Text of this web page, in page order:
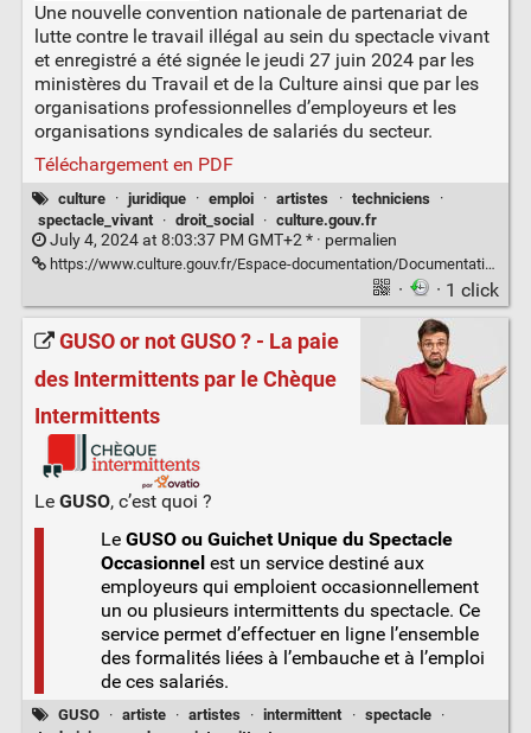
Une nouvelle convention nationale de partenariat de
lutte contre le travail illégal au sein du spectacle vivant
et enregistré a été signée le jeudi 27 juin 2024 par les
ministères du Travail et de la Culture ainsi que par les
organisations professionnelles d’employeurs et les
organisations syndicales de salariés du secteur.
Téléchargement en PDF
culture · juridique · emploi · artistes · techniciens
·
spectacle_vivant
· droit_social · culture.gouv.fr
July 4, 2024 at 8:03:37 PM GMT+2 * · permalien
https://www.culture.gouv.fr/Espace-documentation/Documentation-administrative/convention-nationale-de-partenariat-de-lutte-contre-le-travail-illegal-au-sein-du-spectacle-vivant-et-enregistre
· · 1 click
GUSO or not GUSO ? - La paie
des Intermittents par le Chèque
Intermittents
Le GUSO, c’est quoi ?
Le GUSO ou Guichet Unique du Spectacle
Occasionnel est un service destiné aux
employeurs qui emploient occasionnellement
un ou plusieurs intermittents du spectacle. Ce
service permet d’effectuer en ligne l’ensemble
des formalités liées à l’embauche et à l’emploi
de ces salariés.
GUSO · artiste · artistes · intermittent · spectacle
·